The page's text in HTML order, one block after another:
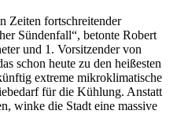
Zeiten fortschreitender
Sündenfall“, betonte Robert
und 1. Vorsitzender von
schon heute zu den heißesten
extreme mikroklimatische
für die Kühlung. Anstatt
winke die Stadt eine massive